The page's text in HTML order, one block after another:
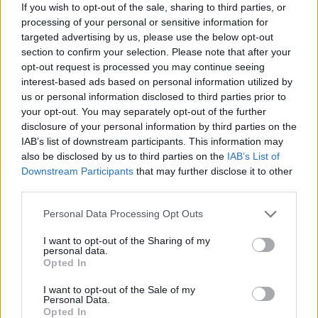
If you wish to opt-out of the sale, sharing to third parties, or
processing of your personal or sensitive information for
targeted advertising by us, please use the below opt-out
section to confirm your selection. Please note that after your
opt-out request is processed you may continue seeing
interest-based ads based on personal information utilized by
us or personal information disclosed to third parties prior to
your opt-out. You may separately opt-out of the further
disclosure of your personal information by third parties on the
IAB’s list of downstream participants. This information may
also be disclosed by us to third parties on the IAB’s List of
Downstream Participants that may further disclose it to other
Personal Data Processing Opt Outs
I want to opt-out of the Sharing of my
personal data.
Opted In
I want to opt-out of the Sale of my
Personal Data.
Opted In
Cómo ir desde Santander Cantabria a Magallón
Zaragoza